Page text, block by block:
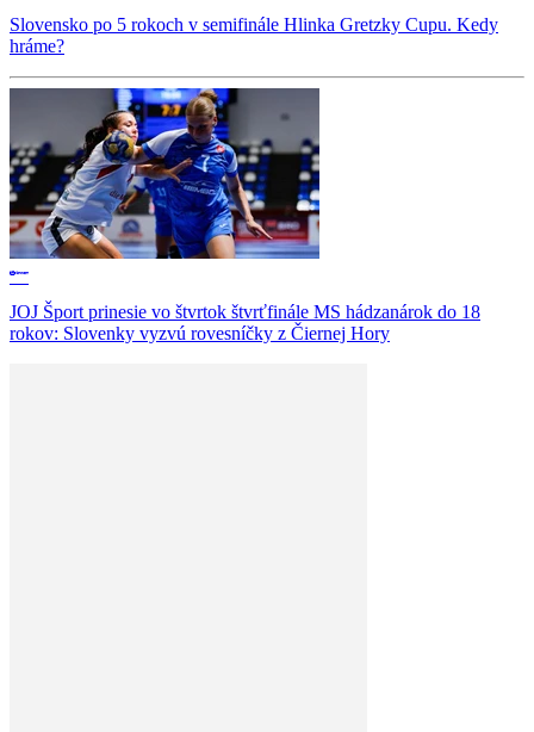
Slovensko po 5 rokoch v semifinále Hlinka Gretzky Cupu. Kedy
hráme?
JOJ Šport prinesie vo štvrtok štvrťfinále MS hádzanárok do 18
rokov: Slovenky vyzvú rovesníčky z Čiernej Hory